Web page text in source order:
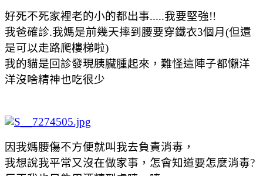
好死不死家裡老的小的都出事.....我要堅強!!
我爸確診.我媽是前幾天摔到腰要穿鐵衣3個月(但還
是可以走路爬樓梯啦)
我的貓是回診發現胰臟腫起來，難怪這陣子都懶洋
洋沒啥精神也吃很少
因我媽腰傷不方便就叫我去負責消毒，
我想說我平常又沒在做家事，怎會知道要怎麼消毒?